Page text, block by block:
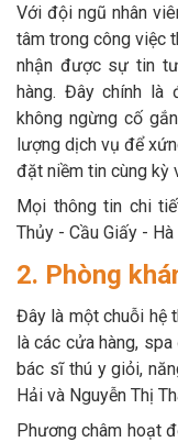
Với đội ngũ nhân
tâm trong công việc
nhận được sự tin
hàng. Đây chính
không ngừng cố
lượng dịch vụ để
đặt niềm tin cùng kỳ
Mọi thông tin chi
Thủy - Cầu Giấy - Hà
2. Phòng
Đây là một chuỗi hệ
là các cửa hàng,
bác sĩ thú y giỏi,
Hải và Nguyễn Thị
Phương châm hoạt